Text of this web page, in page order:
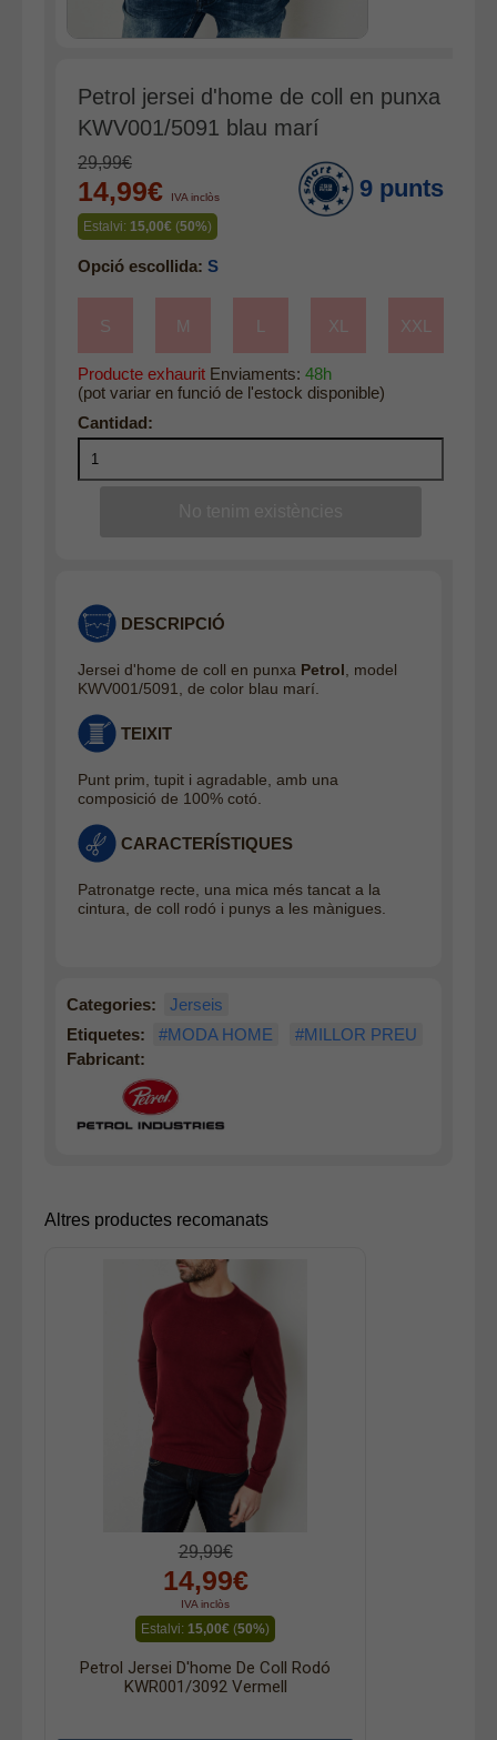
Accessoris
Bufandes i mocadors
Calçat
Gavardina estiu home
Gavardina hivern home
Mitjons
Pana dona
Petrol jersei d'home de coll en punxa
KWV001/5091 blau marí
29,99€
14,99€ IVA inclòs
Estalvi: 15,00€ (50%)
9 punts
Opció escollida: S
S M XL XXL
Producte exhaurit Enviaments: 48h
(pot variar en funció de l'estock disponible)
DESCRIPCIÓ
Jersei d'home de coll en punxa Petrol , model
KWV001/5091, de color blau marí.
TEIXIT
Punt prim, tupit i agradable, amb una
composició de 100% cotó.
CARACTERÍSTIQUES
Patronatge recte, una mica més tancat a la
cintura, de coll rodó i punys a les mànigues.
Categories:
Jerseis
Etiquetes:
#MODA HOME
#MILLOR PREU
Fabricant:
Altres productes recomanats
29,99€
14,99€
IVA inclòs
Estalvi: 15,00€ (50%)
Petrol Jersei D'home De Coll Rodó
KWR001/3092 Vermell